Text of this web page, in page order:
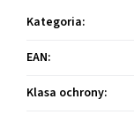
Kategoria:
EAN:
Klasa ochrony: